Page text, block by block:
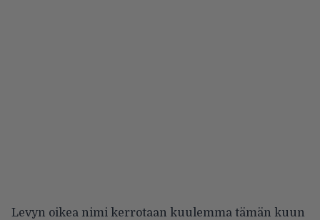
Levyn oikea nimi kerrotaan kuulemma tämän kuun